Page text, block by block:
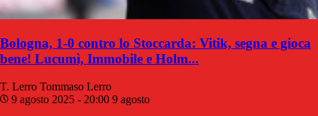
Bologna, 1-0 contro lo Stoccarda: Vitik, segna e gioca
bene! Lucumì, Immobile e Holm...
T. Lerro Tommaso Lerro
9 agosto 2025 - 20:00 9 agosto